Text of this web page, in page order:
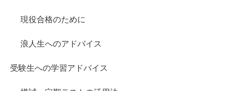
現役合格のために
浪人生へのアドバイス
受験生への学習アドバイス